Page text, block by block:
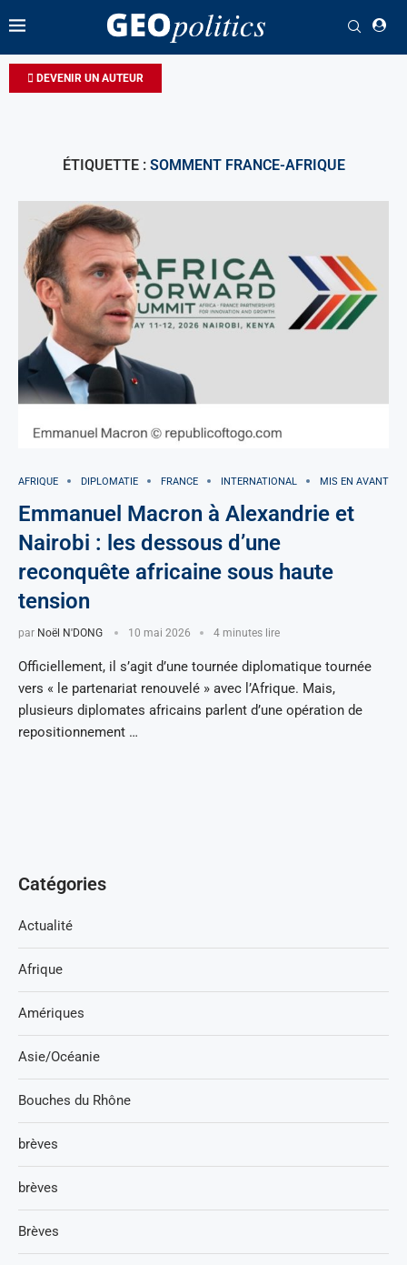
DEVENIR UN AUTEUR
ÉTIQUETTE : SOMMENT FRANCE-AFRIQUE
AFRIQUE DIPLOMATIE FRANCE INTERNATIONAL MIS EN AVANT
Emmanuel Macron à Alexandrie et
Nairobi : les dessous d’une
reconquête africaine sous haute
tension
par Noël N'DONG 10 mai 2026 4 minutes lire
Officiellement, il s’agit d’une tournée diplomatique tournée
vers « le partenariat renouvelé » avec l’Afrique. Mais,
plusieurs diplomates africains parlent d’une opération de
repositionnement …
Catégories
Actualité
Afrique
Amériques
Asie/Océanie
Bouches du Rhône
brèves
brèves
Brèves